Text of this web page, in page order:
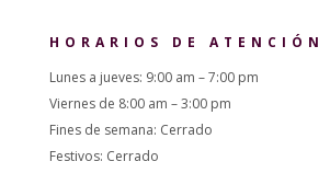
HORARIOS DE ATENCIÓN
Lunes a jueves: 9:00 am – 7:00 pm
Viernes de 8:00 am – 3:00 pm
Fines de semana: Cerrado
Festivos: Cerrado